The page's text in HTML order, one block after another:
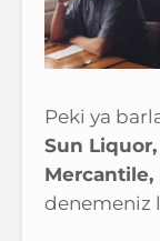
Peki ya
Sun
Mercantile,
denemeniz